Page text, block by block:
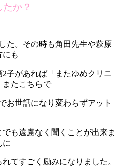
か？
た。その時も角田先生や萩原
にも
子があれば「またゆめクリニ
またこちらで
お世話になり変わらずアット
も遠慮なく聞くことが出来ま
に
てすごく励みになりました。